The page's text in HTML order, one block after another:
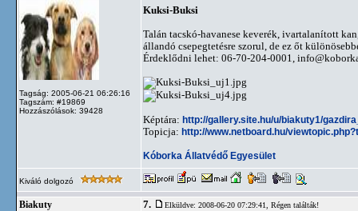
Tagság: 2005-06-21 06:26:16
Tagszám: #19869
Hozzászólások: 39428
Kuksi-Buksi
Talán tacskó-havanese keverék, ivartalanított
állandó csepegtetésre szorul, de ez őt
Érdeklődni lehet: 06-70-204-0001,
Képtára: http://gallery.site.hu/u/biakuty1/
Topicja: http://www.netboard.hu/
Kóborka Állatvédő Egyesület
Kiváló dolgozó
Biakuty 7. Elküldve: 2008-06-20 07:29:41, Régen találták!